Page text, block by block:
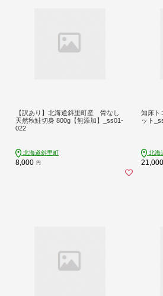
【訳あり】北海道斜里町産 骨なし
天然秋鮭切身 800g【無添加】_ss01-
022
北海道斜里町
8,000 円
知床ト
ット
北海
21,000